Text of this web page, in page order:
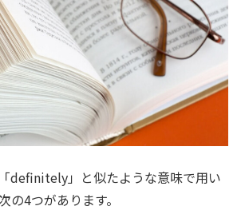
definitely」と似たような意味で用い
の4つがあります。